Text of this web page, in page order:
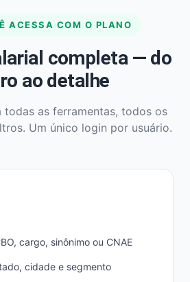
ACESSA COM O PLANO
completa — do
ao detalhe
todas as ferramentas, todos os
Um único login por usuário.
cargo, sinônimo ou CNAE
cidade e segmento